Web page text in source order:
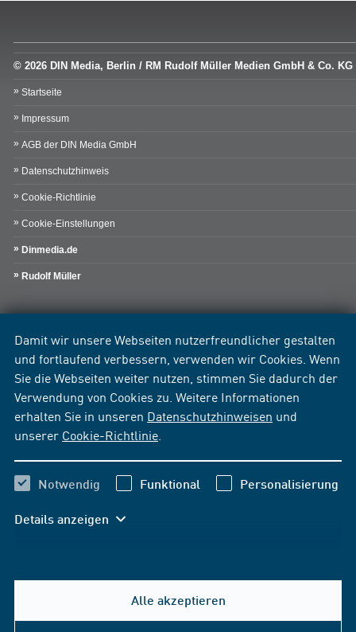
Damit wir unsere Webseiten nutzerfreundlicher gestalten
und fortlaufend verbessern, verwenden wir Cookies. Wenn
Sie die Webseiten weiter nutzen, stimmen Sie dadurch der
Verwendung von Cookies zu. Weitere Informationen
erhalten Sie in unseren Datenschutzhinweisen und
unserer Cookie-Richtlinie
Notwendig Funktional Personalisierung
Details anzeigen
Alle akzeptieren
© 2026 DIN Media, Berlin / RM Rudolf Müller Medien GmbH & Co. KG
Startseite
Impressum
AGB der DIN Media GmbH
Datenschutzhinweis
Cookie-Richtlinie
Cookie-Einstellungen
Dinmedia.de
Rudolf Müller
Hilfe & Kontakt